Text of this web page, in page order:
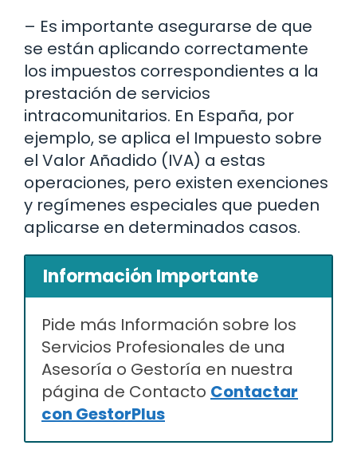
– Es importante asegurarse de que
se están aplicando correctamente
los impuestos correspondientes a la
prestación de servicios
intracomunitarios. En España, por
ejemplo, se aplica el Impuesto sobre
el Valor Añadido (IVA) a estas
operaciones, pero existen exenciones
y regímenes especiales que pueden
aplicarse en determinados casos.
Información Importante
Pide más Información sobre los
Servicios Profesionales de una
Asesoría o Gestoría en nuestra
página de Contacto Contactar
con GestorPlus